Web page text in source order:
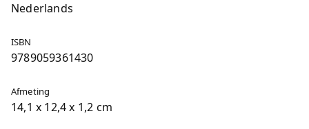
Nederlands
ISBN
9789059361430
Afmeting
14,1 x 12,4 x 1,2 cm